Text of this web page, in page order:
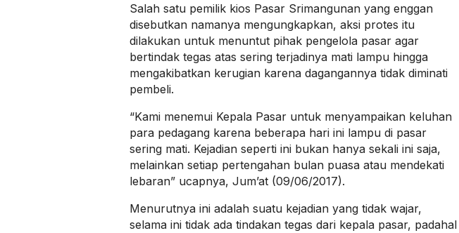
Salah satu pemilik kios Pasar Srimangunan yang enggan
disebutkan namanya mengungkapkan, aksi protes itu
dilakukan untuk menuntut pihak pengelola pasar agar
bertindak tegas atas sering terjadinya mati lampu hingga
mengakibatkan kerugian karena dagangannya tidak diminati
pembeli.
“Kami menemui Kepala Pasar untuk menyampaikan keluhan
para pedagang karena beberapa hari ini lampu di pasar
sering mati. Kejadian seperti ini bukan hanya sekali ini saja,
melainkan setiap pertengahan bulan puasa atau mendekati
lebaran” ucapnya, Jum’at (09/06/2017).
Menurutnya ini adalah suatu kejadian yang tidak wajar,
selama ini tidak ada tindakan tegas dari kepala pasar, padahal